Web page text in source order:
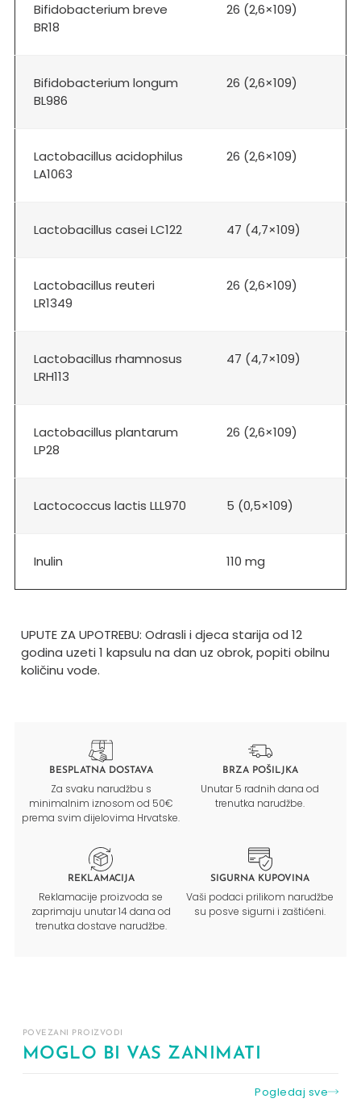
Bifidobacterium breve
BR18
26 (2,6×109)
Bifidobacterium longum
BL986
26 (2,6×109)
Lactobacillus acidophilus
LA1063
26 (2,6×109)
Lactobacillus casei LC122 47 (4,7×109)
Lactobacillus reuteri
LR1349
26 (2,6×109)
Lactobacillus rhamnosus
LRH113
47 (4,7×109)
Lactobacillus plantarum
LP28
26 (2,6×109)
Lactococcus lactis LLL970 5 (0,5×109)
Inulin 110 mg
UPUTE ZA UPOTREBU: Odrasli i djeca starija od 12
godina uzeti 1 kapsulu na dan uz obrok, popiti obilnu
količinu vode.
BESPLATNA DOSTAVA
Za svaku narudžbu s
minimalnim iznosom od 50€
prema svim dijelovima Hrvatske.
BRZA POŠILJKA
Unutar 5 radnih dana od
trenutka narudžbe.
REKLAMACIJA
Reklamacije proizvoda se
zaprimaju unutar 14 dana od
trenutka dostave narudžbe.
SIGURNA KUPOVINA
Vaši podaci prilikom narudžbe
su posve sigurni i zaštićeni.
POVEZANI PROIZVODI
MOGLO BI VAS ZANIMATI
Pogledaj sve